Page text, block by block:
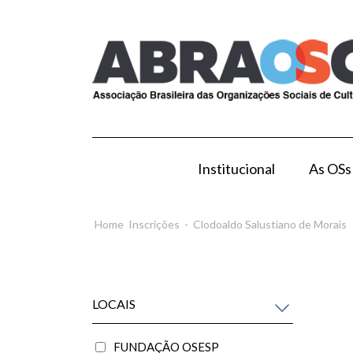
Institucional As OSs
Home Inscrições - Clodoaldo Salustiano de Morais
LOCAIS
FUNDAÇÃO OSESP